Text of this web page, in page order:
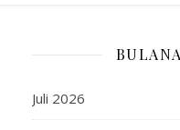
Juli 2026